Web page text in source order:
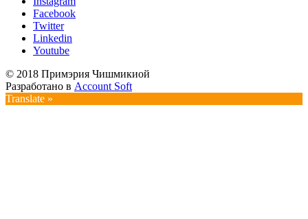
Facebook
Twitter
Linkedin
Youtube
© 2018 Примэрия Чишмикиой
Разработано в Account Soft
Translate »